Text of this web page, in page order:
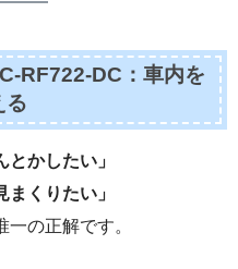
RF722-DC：車内を
る
とかしたい」
まくりたい」
の正解です。